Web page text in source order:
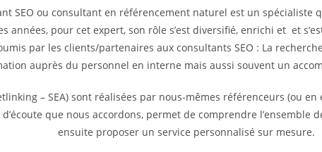
SEO ou consultant en référencement naturel est un spécialiste
années, pour cet expert, son rôle s’est diversifié, enrichi et et
par les clients/partenaires aux consultants SEO : La
auprès du personnel en interne mais aussi souvent un
– SEA) sont réalisées par nous-mêmes référenceurs (ou
que nous accordons, permet de comprendre
ensuite proposer un service personnalisé sur mesure.